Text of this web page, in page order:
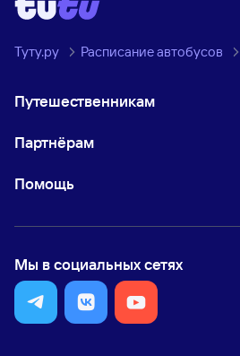
Туту.ру Расписание автобусов
Путешественникам
Партнёрам
Помощь
Мы в социальных сетях